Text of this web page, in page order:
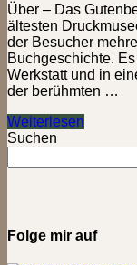
Über – Das
ältesten
der Besucher
Buchgeschichte.
Werkstatt und in
der berühmten …
Das
Gutenberg-
in
Weiterlesen
Suchen
Folge mir auf